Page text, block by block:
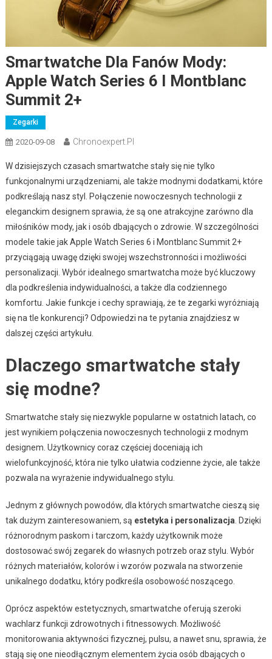
Smartwatche Dla Fanów Mody:
Apple Watch Series 6 I Montblanc
Summit 2+
Zegarki
2020-09-08 Chronoexpert.pl
W dzisiejszych czasach smartwatche stały się nie tylko
funkcjonalnymi urządzeniami, ale także modnymi dodatkami, które
podkreślają nasz styl. Połączenie nowoczesnych technologii z
eleganckim designem sprawia, że są one atrakcyjne zarówno dla
miłośników mody, jak i osób dbających o zdrowie. W szczególności
modele takie jak Apple Watch Series 6 i Montblanc Summit 2+
przyciągają uwagę dzięki swojej wszechstronności i możliwości
personalizacji. Wybór idealnego smartwatcha może być kluczowy
dla podkreślenia indywidualności, a także dla codziennego
komfortu. Jakie funkcje i cechy sprawiają, że te zegarki wyróżniają
się na tle konkurencji? Odpowiedzi na te pytania znajdziesz w
dalszej części artykułu.
Dlaczego smartwatche stały
się modne?
Smartwatche stały się niezwykle popularne w ostatnich latach, co
jest wynikiem połączenia nowoczesnych technologii z modnym
designem. Użytkownicy coraz częściej doceniają ich
wielofunkcyjność, która nie tylko ułatwia codzienne życie, ale także
pozwala na wyrażenie indywidualnego stylu.
Jednym z głównych powodów, dla których smartwatche cieszą się
tak dużym zainteresowaniem, są estetyka i personalizacja . Dzięki
różnorodnym paskom i tarczom, każdy użytkownik może
dostosować swój zegarek do własnych potrzeb oraz stylu. Wybór
różnych materiałów, kolorów i wzorów pozwala na stworzenie
unikalnego dodatku, który podkreśla osobowość noszącego.
Oprócz aspektów estetycznych, smartwatche oferują szeroki
wachlarz funkcji zdrowotnych i fitnessowych. Możliwość
monitorowania aktywności fizycznej, pulsu, a nawet snu, sprawia, że
stają się one nieodłącznym elementem życia osób dbających o